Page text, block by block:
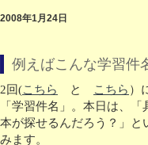
2008年1月24日
例えばこんな学習
2回(こちら と こちら ）
「学習件名」。本日は、
本が探せるんだろう？」と
みます。